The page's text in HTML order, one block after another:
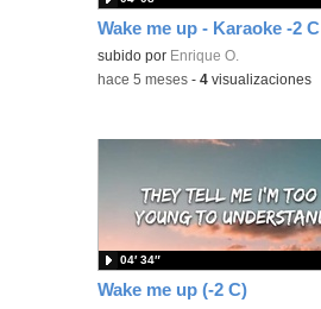
Wake me up - Karaoke -2 C
Contenido educativo.
subido por Enrique O.
-hace 5 meses -4 visualizaciones
Wake me up (-2 C)
04′ 34″